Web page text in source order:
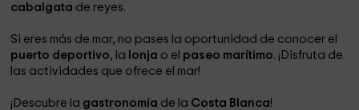
cabalgata de reyes.
Si eres más de mar, no pases la oportunidad de conocer el
puerto deportivo, la lonja o el paseo marítimo. ¡Disfruta de
las actividades que ofrece el mar!
¡Descubre la gastronomía de la Costa Blanca!